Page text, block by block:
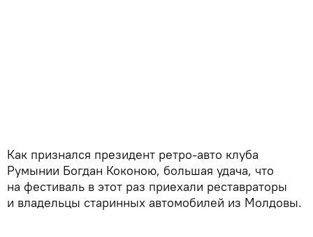
Как признался президент ретро-авто клуба
Румынии Богдан Коконою, большая удача, что
на фестиваль в этот раз приехали реставраторы
и владельцы старинных автомобилей из Молдовы.